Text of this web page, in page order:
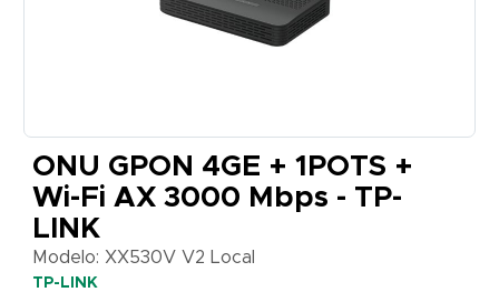
-
TP-
LINK
Modelo:
XX530V
V2
ONU GPON 4GE + 1POTS +
Wi-Fi AX 3000 Mbps - TP-
LINK
Modelo: XX530V V2 Local
TP-LINK